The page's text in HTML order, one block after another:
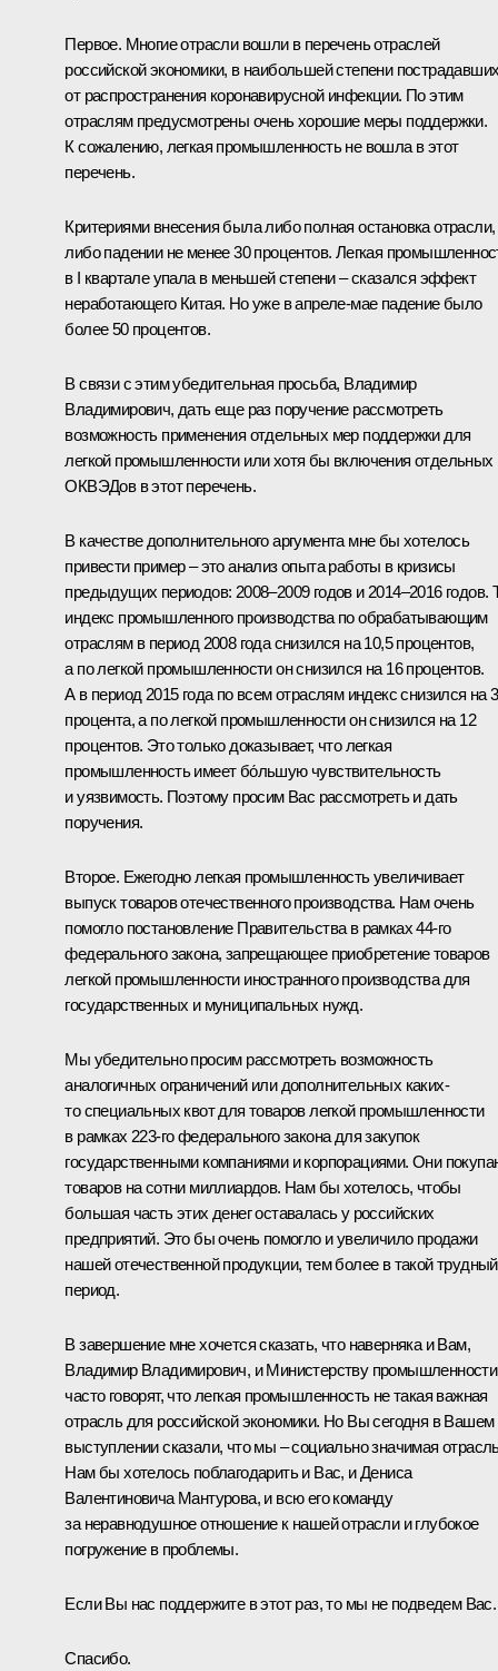
Первое. Многие отрасли вошли в перечень отраслей
российской экономики, в наибольшей степени
от распространения коронавирусной инфекции. По этим
отраслям предусмотрены очень хорошие меры поддержки.
К сожалению, легкая промышленность не вошла в этот
перечень.
Критериями внесения была либо полная остановка отрасли,
либо падении не менее 30 процентов. Легкая
в I квартале упала в меньшей степени – сказался эффект
неработающего Китая. Но уже в апреле-мае падение было
более 50 процентов.
В связи с этим убедительная просьба, Владимир
Владимирович, дать еще раз поручение рассмотреть
возможность применения отдельных мер поддержки для
легкой промышленности или хотя бы включения отдельных
ОКВЭДов в этот перечень.
В качестве дополнительного аргумента мне бы хотелось
привести пример – это анализ опыта работы в кризисы
предыдущих периодов: 2008–2009 годов и 2014–2016 годов.
индекс промышленного производства по обрабатывающим
отраслям в период 2008 года снизился на 10,5 процентов,
а по легкой промышленности он снизился на 16 процентов.
А в период 2015 года по всем отраслям индекс снизился на
процента, а по легкой промышленности он снизился на 12
процентов. Это только доказывает, что легкая
промышленность имеет бо́льшую чувствительность
и уязвимость. Поэтому просим Вас рассмотреть и дать
поручения.
Второе. Ежегодно легкая промышленность увеличивает
выпуск товаров отечественного производства. Нам очень
помогло постановление Правительства в рамках 44-го
федерального закона, запрещающее приобретение товаров
легкой промышленности иностранного производства для
государственных и муниципальных нужд.
Мы убедительно просим рассмотреть возможность
аналогичных ограничений или дополнительных каких-
то специальных квот для товаров легкой промышленности
в рамках 223-го федерального закона для закупок
государственными компаниями и корпорациями. Они
товаров на сотни миллиардов. Нам бы хотелось, чтобы
большая часть этих денег оставалась у российских
предприятий. Это бы очень помогло и увеличило продажи
нашей отечественной продукции, тем более в такой трудный
период.
В завершение мне хочется сказать, что наверняка и Вам,
Владимир Владимирович, и Министерству промышленности
часто говорят, что легкая промышленность не такая важная
отрасль для российской экономики. Но Вы сегодня в Вашем
выступлении сказали, что мы – социально значимая
Нам бы хотелось поблагодарить и Вас, и Дениса
Валентиновича Мантурова, и всю его команду
за неравнодушное отношение к нашей отрасли и глубокое
погружение в проблемы.
Если Вы нас поддержите в этот раз, то мы не подведем Вас.
Спасибо.